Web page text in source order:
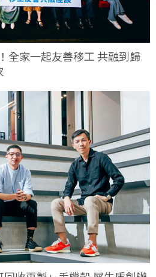
全家一起友善移工 共融到歸